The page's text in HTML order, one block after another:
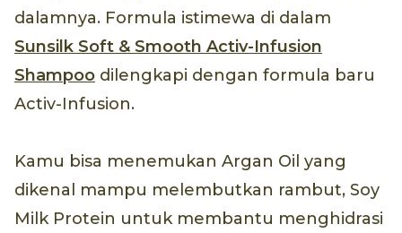
dalamnya. Formula istimewa di dalam
Sunsilk Soft & Smooth Activ-Infusion
Shampoo dilengkapi dengan formula baru
Activ-Infusion.
Kamu bisa menemukan Argan Oil yang
dikenal mampu melembutkan rambut, Soy
Milk Protein untuk membantu menghidrasi